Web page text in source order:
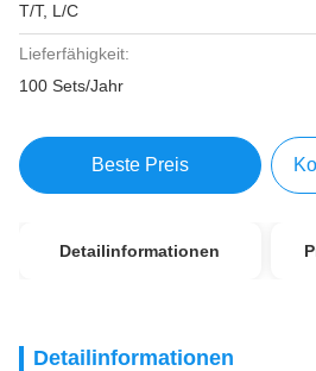
T/T, L/C
Lieferfähigkeit:
100 Sets/Jahr
Beste Preis
Detailinformationen
Detailinformationen